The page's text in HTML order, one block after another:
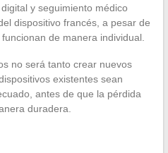
y seguimiento médico
dispositivo francés, a pesar de
de manera individual.
no será tanto crear nuevos
existentes sean
antes de que la pérdida
duradera.